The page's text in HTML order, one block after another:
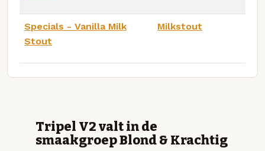
Specials - Vanilla Milk
Stout
Milkstout
Tripel V2 valt in de
smaakgroep Blond & Krachtig